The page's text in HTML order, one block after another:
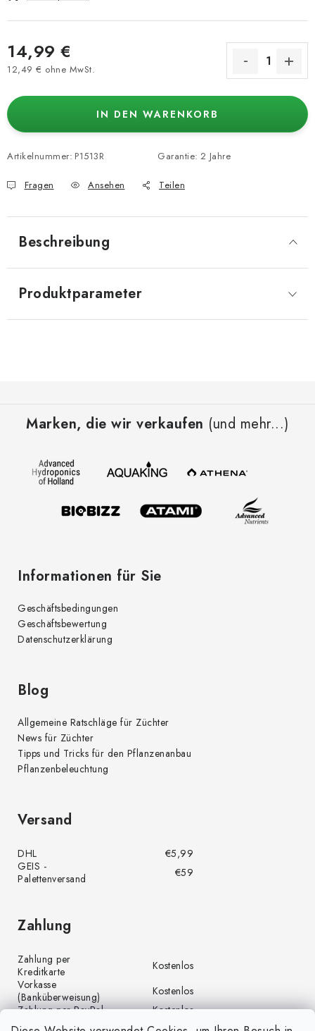
14,99 €
12,49 € ohne MwSt.
IN DEN WARENKORB
Artikelnummer: P1513R Garantie: 2 Jahre
Fragen Ansehen Teilen
Beschreibung
Produktparameter
Marken, die wir verkaufen (und mehr...)
Informationen für Sie
Geschäftsbedingungen
Geschäftsbewertung
Datenschutzerklärung
Blog
Allgemeine Ratschläge für Züchter
News für Züchter
Tipps und Tricks für den Pflanzenanbau
Pflanzenbeleuchtung
Versand
DHL
€5,99
GEIS -
Palettenversand
€59
Zahlung
Zahlung per
Kreditkarte
Kostenlos
Vorkasse
(Banküberweisung)
Kostenlos
Zahlung per PayPal
Kostenlos